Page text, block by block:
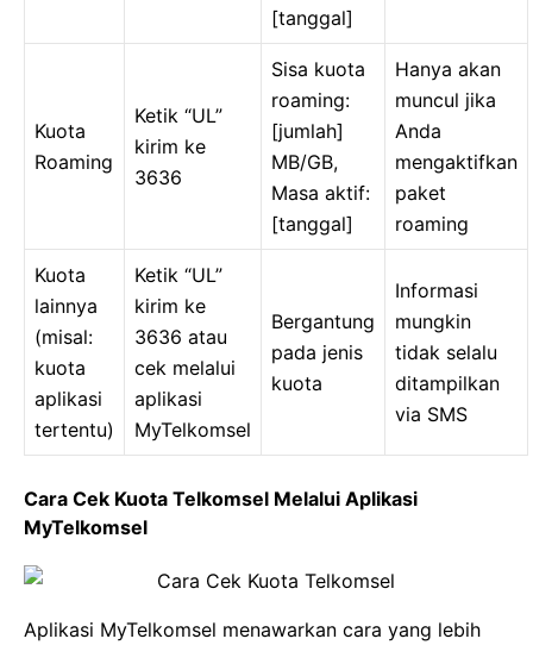
[tanggal]
Kuota
Roaming
Ketik “UL”
kirim ke
3636
Sisa kuota
roaming:
[jumlah]
MB/GB,
Masa aktif:
[tanggal]
Hanya akan
muncul jika
Anda
mengaktifkan
paket
roaming
Kuota
lainnya
(misal:
kuota
aplikasi
tertentu)
Ketik “UL”
kirim ke
3636 atau
cek melalui
aplikasi
MyTelkomsel
Bergantung
pada jenis
kuota
Informasi
mungkin
tidak selalu
ditampilkan
via SMS
Cara Cek Kuota Telkomsel Melalui Aplikasi
MyTelkomsel
Aplikasi MyTelkomsel menawarkan cara yang lebih